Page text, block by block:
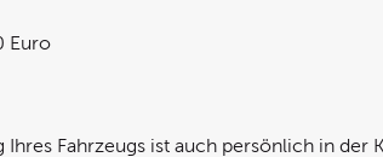
Euro
Ihres Fahrzeugs ist auch persönlich in